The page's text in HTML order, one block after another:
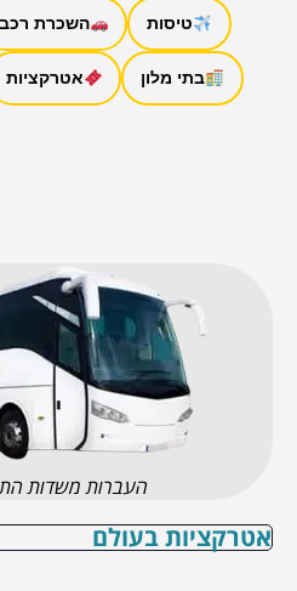
טיסות השכרת רכב
בתי מלון אטרקציות
העברות משדות
אטרקציות בעולם